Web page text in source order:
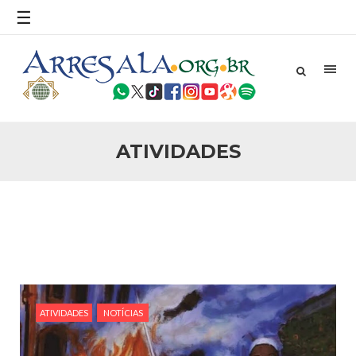
☰
ATIVIDADES
clemência de Deus esteja com ele), que deixou três filhos,
24 DE AGOSTO DE 2014
Programação do Mês de Ramadan
Em nome de Deus, o Clemente, o Misericordioso Deus, o
Oração do Eid – Dia 24/10/2006 – Mesquita
do Brás.
São Paulo, 23 de Outubro de 2006. Em comemoração ao dia
sagrado do Eid Al-Feter será realizada a oração do Eid na
manhã de terça-feira, 24 e Outubro 2006, na Mesquita do
ATIVIDADES NOTÍCIAS